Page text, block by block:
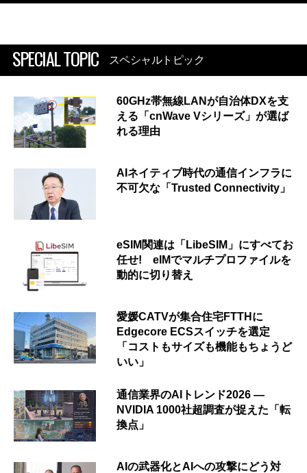
SPECIAL TOPIC スペシャルトピック
60GHz帯無線LANが自治体DXを支
える「cnWave Vシリーズ」が選ば
れる理由
AIネイティブ時代の通信インフラに
不可欠な「Trusted Connectivity」
eSIM関連は「LibeSIM」にすべてお
任せ! eIMでマルチプロファイルを
動的に切り替え
愛媛CATVが集合住宅FTTHに
Edgecore ECSスイッチを選定
「コストもサイズも機能もちょうど
いい」
通信業界のAIトレンド2026 ―
NVIDIA 1000社超調査が捉えた「転
換点」
AIの武器化とAIへの攻撃にどう対